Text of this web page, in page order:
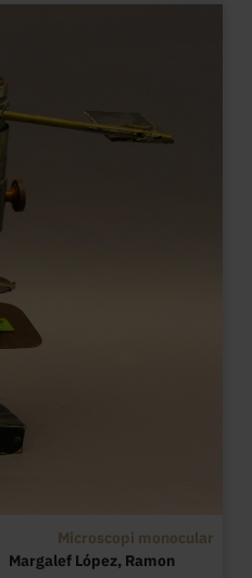
Microscopi monocular
Margalef López, Ramon